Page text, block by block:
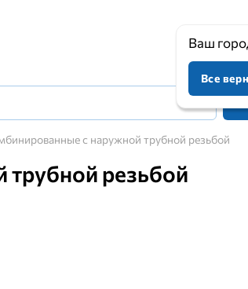
Ваш
Все
с наружной трубной резьбой
резьбой